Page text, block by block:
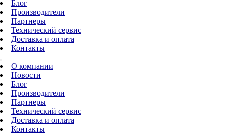
Блог
Производители
Партнеры
Технический сервис
Доставка и оплата
Контакты
О компании
Новости
Блог
Производители
Партнеры
Технический сервис
Доставка и оплата
Контакты